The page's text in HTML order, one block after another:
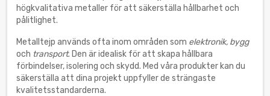
högkvalitativa metaller för att säkerställa hållbarhet och
pålitlighet.
Metalltejp används ofta inom områden som elektronik, bygg
och transport. Den är idealisk för att skapa hållbara
förbindelser, isolering och skydd. Med våra produkter kan du
säkerställa att dina projekt uppfyller de strängaste
kvalitetsstandarderna.